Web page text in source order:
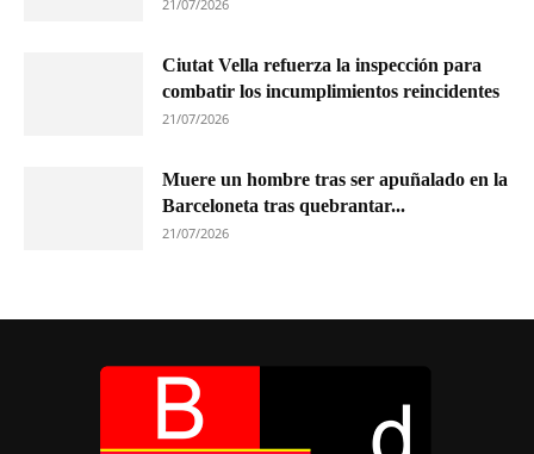
21/07/2026
Ciutat Vella refuerza la inspección para
combatir los incumplimientos reincidentes
21/07/2026
Muere un hombre tras ser apuñalado en la
Barceloneta tras quebrantar...
21/07/2026